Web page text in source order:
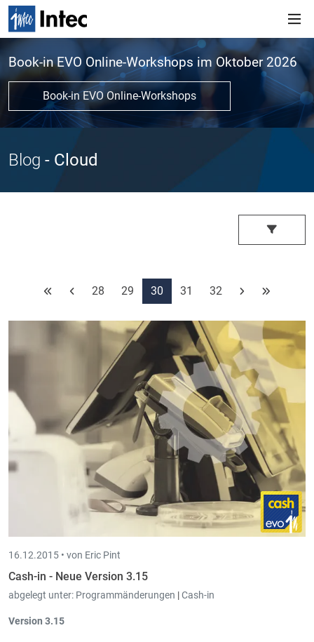
Book-in EVO Online-Workshops im Oktober 2026
Book-in EVO Online-Workshops
Blog - Cloud
28 29 30 31 32
16.12.2015 • von Eric Pint
Cash-in - Neue Version 3.15
abgelegt unter: Programmänderungen |Cash-in
Version 3.15